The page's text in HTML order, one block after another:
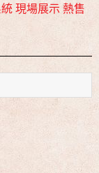
現場展示 熱售
聲道現場展示
試聽
/ DTS:X 雙規機
種 全面上市
現場展示 熱售